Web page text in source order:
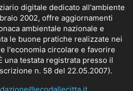
digitale dedicato all'ambiente
2002, offre aggiornamenti
ambientale nazionale e
le buone pratiche realizzate nei
l'economia circolare e favorire
una testata registrata presso il
n. 58 del 22.05.2007).